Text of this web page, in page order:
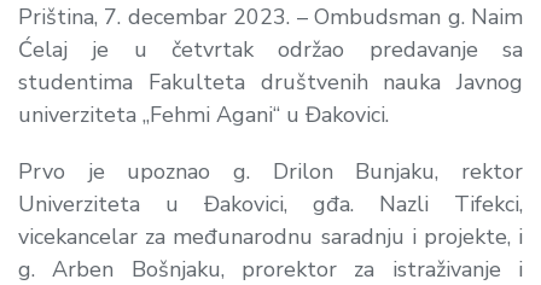
Priština, 7. decembar 2023. – Ombudsman g. Naim
Ćelaj je u četvrtak održao predavanje sa
studentima Fakulteta društvenih nauka Javnog
univerziteta „Fehmi Agani“ u Đakovici.
Prvo je upoznao g. Drilon Bunjaku, rektor
Univerziteta u Đakovici, gđa. Nazli Tifekci,
vicekancelar za međunarodnu saradnju i projekte, i
g. Arben Bošnjaku, prorektor za istraživanje i